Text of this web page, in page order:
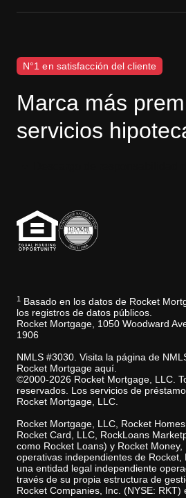
N°1 en satisfacción del cliente
Marca más
servicios
1
Basado en los datos de Rocket
los registros de datos públicos.
Rocket Mortgage, 1050 Woodward
1906
NMLS #3030. Visita la página de
Rocket Mortgage aquí.
©2000-2026 Rocket Mortgage, LLC.
reservados. Los servicios de
Rocket Mortgage, LLC.
Rocket Mortgage, LLC, Rocket
Rocket Card, LLC, RockLoans
como Rocket Loans) y Rocket
operativas independientes de
una entidad legal independiente
través de su propia estructura de
Rocket Companies, Inc. (NYSE: RKT)